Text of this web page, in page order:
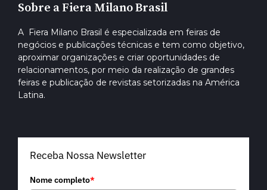
Sobre a Fiera Milano Brasil
A Fiera Milano Brasil é especializada em feiras de
negócios e publicações técnicas e tem como objetivo,
aproximar organizações e criar oportunidades de
relacionamentos, por meio da realização de grandes
feiras e publicação de revistas setorizadas na América
Latina.
Receba Nossa Newsletter
Nome completo*